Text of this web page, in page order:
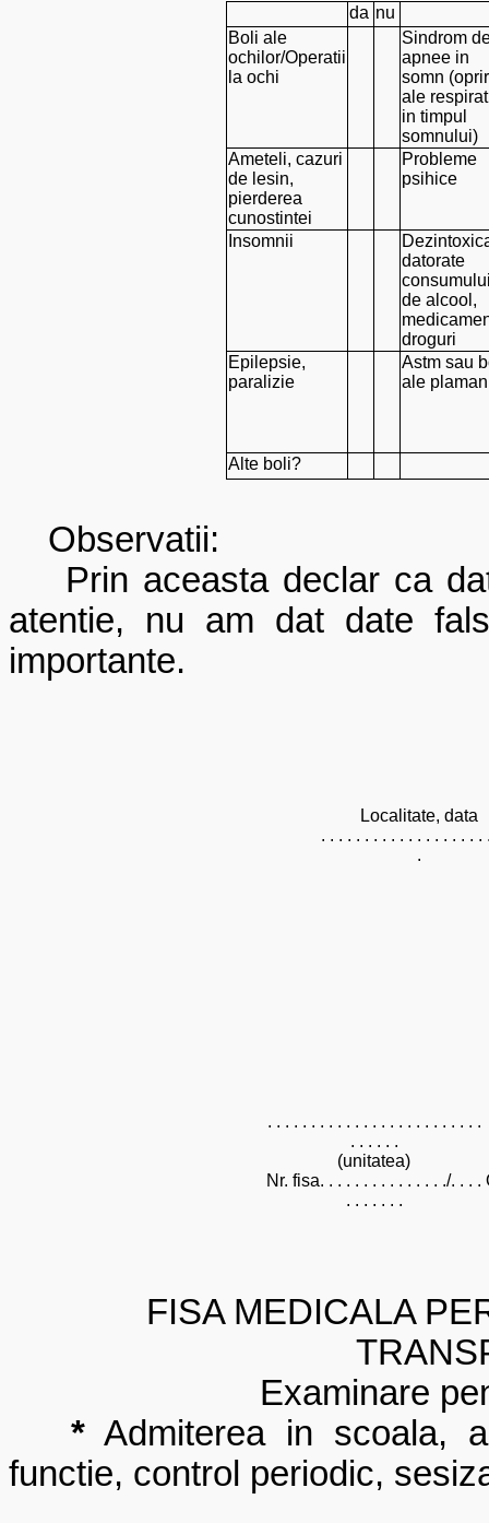
da nu
Boli ale
ochilor/Operatii
la ochi
Sindrom
apnee in
somn
ale
in timpul
somnului)
Ameteli, cazuri
de lesin,
pierderea
cunostintei
Probleme
psihice
Insomnii
datorate
de alcool,
droguri
Epilepsie,
paralizie
Astm sau
ale
Alte boli?
Observatii:
Prin aceasta declar ca
atentie, nu am dat date
importante.
Localitate, data
. . . . . . . . . . . . . . . . . . .
.
. . . . . . . . . . . . . . . . . . . . . . . . .
. . . . . .
(unitatea)
Nr. fisa. . . . . . . . . . . . . . ./. . . .
. . . . . . .
FISA MEDICALA
Examinare
* Admiterea in scoala,
functie, control periodic,